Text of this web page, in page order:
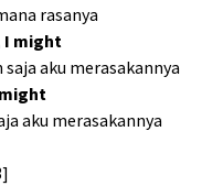
rasanya
I might
aku merasakannya
aku merasakannya